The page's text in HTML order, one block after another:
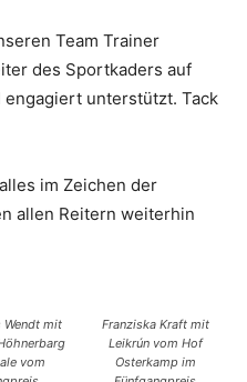
Team Trainer
des Sportkaders auf
unterstützt. Tack
im Zeichen der
allen Reitern weiterhin
Wendt mit
vom
Franziska Kraft mit
Leikrún vom Hof
Osterkamp im